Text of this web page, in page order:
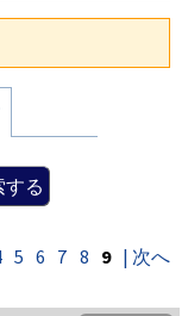
する
5 6 7 8 9 | 次へ